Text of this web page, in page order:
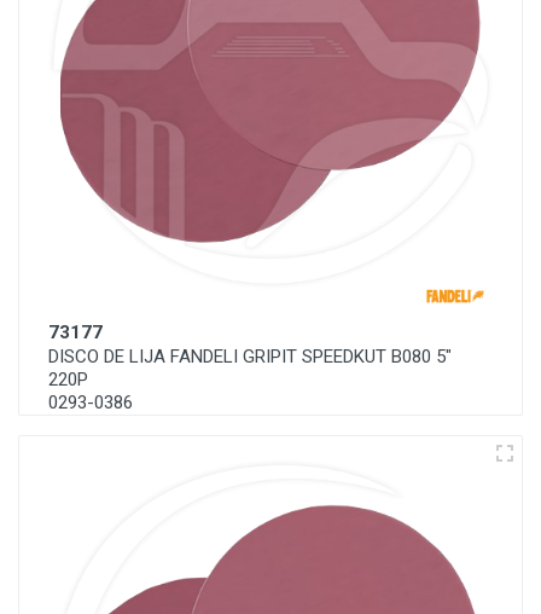
73177
DISCO DE LIJA FANDELI GRIPIT SPEEDKUT B080 5"
220P
0293-0386